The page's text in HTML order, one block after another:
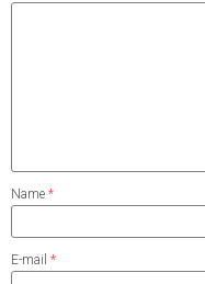
Name *
E-mail *